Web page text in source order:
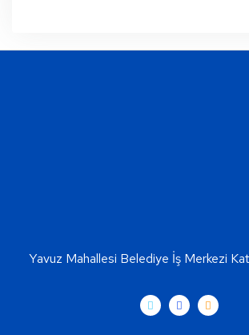
Yavuz Mahallesi Belediye İş Merkezi